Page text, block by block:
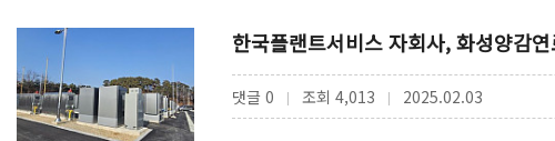
한국플랜트서비스 자회사, 화성양감
댓글 0 | 조회 4,013 | 2025.02.03